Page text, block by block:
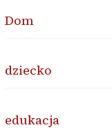
Dom
dziecko
edukacja